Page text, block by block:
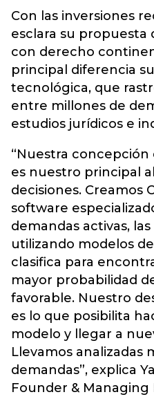
Con las inversiones
esclara su propuesta
con derecho
principal diferencia
tecnológica, que
entre millones de
estudios jurídicos e
“Nuestra
es nuestro principal
decisiones. Creamos
software
demandas activas,
utilizando modelos
clasifica para
mayor probabilidad
favorable. Nuestro
es lo que posibilita
modelo y llegar a
Llevamos analizadas
demandas”, explica
Founder &